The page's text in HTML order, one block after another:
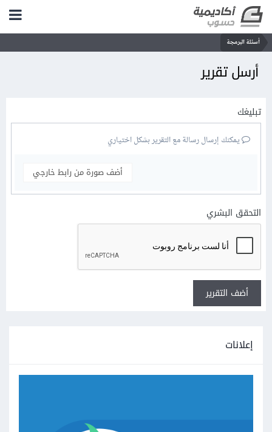
أسئلة البرمجة
أرسل تقرير
تبليغك
يمكنك إرسال رسالة مع التقرير بشكل اختياري
أضف صورة من رابط خارجي
التحقق البشري
أضف التقرير
إعلانات